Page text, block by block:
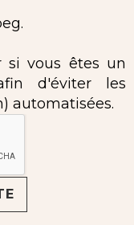
si vous êtes un
d'éviter les
automatisées.